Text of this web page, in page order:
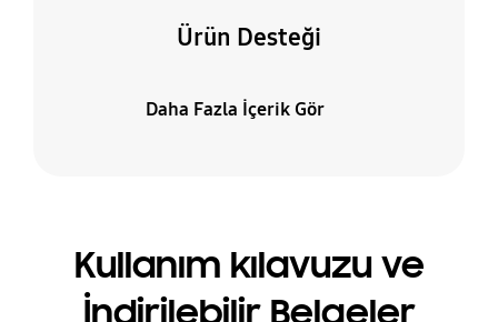
Ürün Desteği
Daha Fazla İçerik Gör
Kullanım kılavuzu ve